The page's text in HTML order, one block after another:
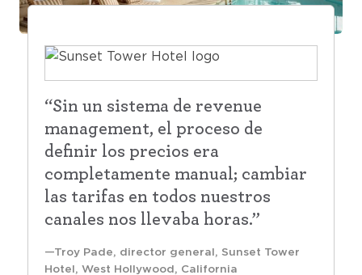
“Sin un sistema de revenue
management, el proceso de
definir los precios era
completamente manual; cambiar
las tarifas en todos nuestros
canales nos llevaba horas.”
Troy Pade, director general, Sunset Tower
Hotel, West Hollywood, California